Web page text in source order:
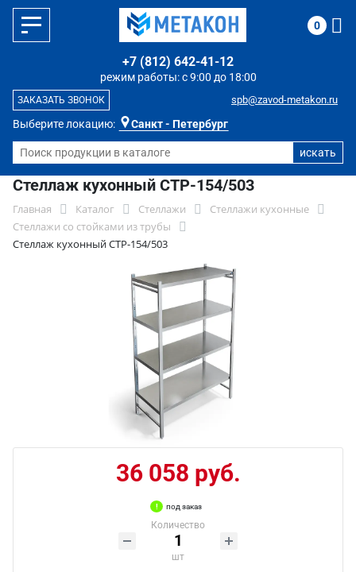
Выберите локацию: Санкт - Петербург
режим работы: с 9:00 до 18:00
+7 (812) 642-41-12
spb@zavod-metakon.ru
ЗАКАЗАТЬ ЗВОНОК
0
Стеллаж кухонный СТР-154/503
Главная Каталог Стеллажи
Стеллажи кухонные
Стеллажи со стойками из трубы
Стеллаж кухонный СТР-154/503
36 058 руб.
под заказ
Количество
шт